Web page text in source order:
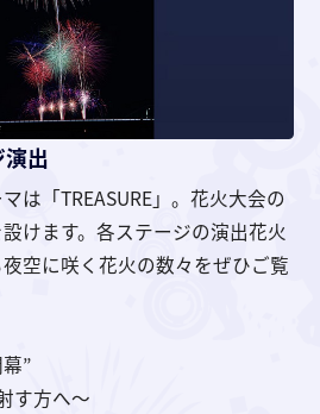
出
は「TREASURE」。花火大会の
けます。各ステージの演出花火
空に咲く花火の数々をぜひご覧
”
方へ〜